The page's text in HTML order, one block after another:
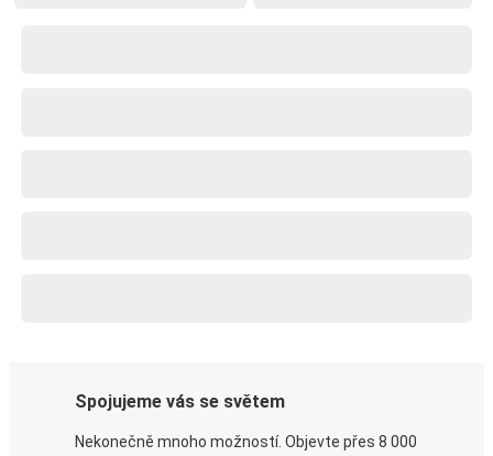
Spojujeme vás se světem
Nekonečně mnoho možností. Objevte přes 8 000